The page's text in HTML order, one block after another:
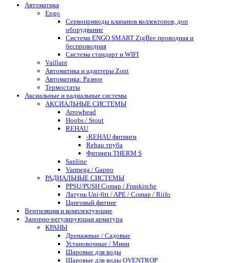
Автоматика
Engo
Сервоприводы клапанов коллекторов, доп
оборудвание
Система ENGO SMART ZigBee проводная и
беспроводная
Система стандарт и WIFI
Vaillant
Автоматика и адаптеры Zont
Автоматика: Разное
Термостаты
Аксиальные и радиальные системы
АКСИАЛЬНЫЕ СИСТЕМЫ
Arrowhead
Hoobs / Stout
REHAU
-REHAU фитинги
Rehau труба
Фитинги THERM S
Sanline
Varmega / Gappo
РАДИАЛЬНЫЕ СИСТЕМЫ
PPSU/PUSH Comap / Frankische
Латунь Uni-fitt / APE / Comap / Riifo
Цанговый фитинг
Вентиляция и комплектующие
Запорно-регулирующая арматура
КРАНЫ
Дренажные / Садовые
Установочные / Мини
Шаровые для воды
Шаровые для воды OVENTROP